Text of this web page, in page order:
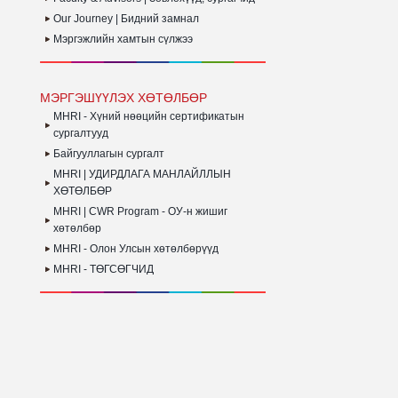
Our Journey | Бидний замнал
Мэргэжлийн хамтын сүлжээ
МЭРГЭШҮҮЛЭХ ХӨТӨЛБӨР
MHRI - Хүний нөөцийн сертификатын
сургалтууд
Байгууллагын сургалт
MHRI | УДИРДЛАГА МАНЛАЙЛЛЫН
ХӨТӨЛБӨР
MHRI | CWR Program - ОУ-н жишиг
хөтөлбөр
MHRI - Олон Улсын хөтөлбөрүүд
MHRI - ТӨГСӨГЧИД